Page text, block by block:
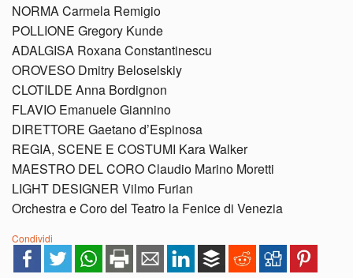
NORMA Carmela Remigio
POLLIONE Gregory Kunde
ADALGISA Roxana Constantinescu
OROVESO Dmitry Beloselskiy
CLOTILDE Anna Bordignon
FLAVIO Emanuele Giannino
DIRETTORE Gaetano d’Espinosa
REGIA, SCENE E COSTUMI Kara Walker
MAESTRO DEL CORO Claudio Marino Moretti
LIGHT DESIGNER Vilmo Furian
Orchestra e Coro del Teatro la Fenice di Venezia
Condividi